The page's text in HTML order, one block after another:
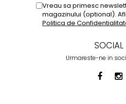
Vreau sa primesc
magazinului (optional).
Politica de
SOCIAL
Urmareste-ne in